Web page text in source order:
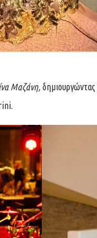
Μαζάνη, δημιουργώντας